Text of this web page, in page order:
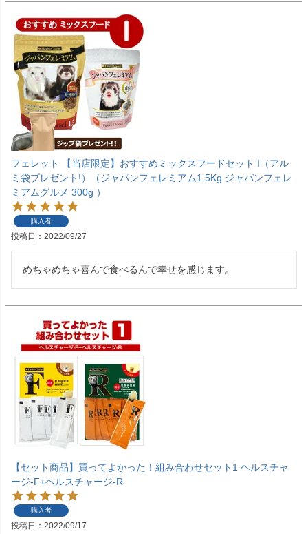
フェレット 【当店限定】おすすめミックスフードセット I（アル
ミ袋プレゼント!）（ジャパンフェレミアム1.5Kg ジャパンフェレ
ミアムグルメ 300g ）
購入者
投稿日 2022/09/27
めちゃめちゃ喜んで食べるんで幸せを感じます。
【セット商品】買ってよかった！組み合わせセット1 ヘルスチャ
ージ-F+ヘルスチャージ-R
購入者
投稿日 2022/09/17